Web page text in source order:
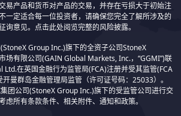
易产品和货币对产品的交易，并存在亏损大于初始注
一定适合每一位投资者，请确保您完全了解所涉及的
询意见。点击此处阅览完整的风险披露。
Group Inc.)旗下的全资子公司StoneX
场有限公司(GAIN Global Markets, Inc.，“GGMI”)联
Ltd.在英国金融行为监管局(FCA)注册并受其监管(FCA
曼群岛金融管理局监管（许可证号码：25033）。
团公司(StoneX Group Inc.)旗下的受监管公司进行交
虑所有条款条件、相关附件、通知和政策。